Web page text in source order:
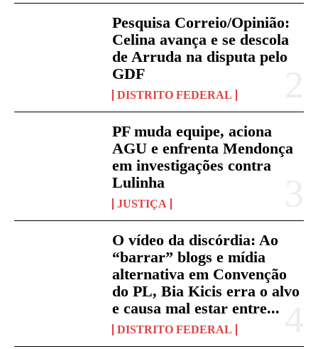
Pesquisa Correio/Opinião:
Celina avança e se descola
de Arruda na disputa pelo
GDF
DISTRITO FEDERAL
PF muda equipe, aciona
AGU e enfrenta Mendonça
em investigações contra
Lulinha
JUSTIÇA
O vídeo da discórdia: Ao
“barrar” blogs e mídia
alternativa em Convenção
do PL, Bia Kicis erra o alvo
e causa mal estar entre...
DISTRITO FEDERAL